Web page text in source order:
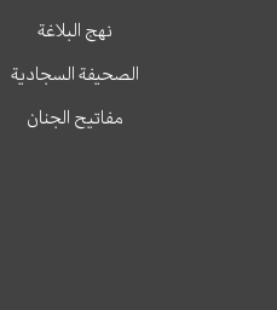
نهج البلاغة
الصحيفة السجادية
مفاتيح الجنان